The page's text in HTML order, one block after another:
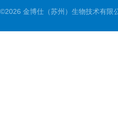
©2026 金博仕（苏州）生物技术有限